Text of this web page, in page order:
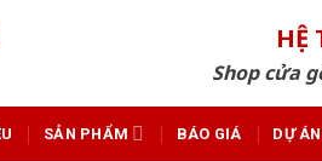
HỆ
Shop cửa
SẢN PHẨM BÁO GIÁ DỰ